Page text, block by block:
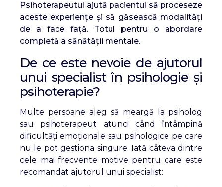
Psihoterapeutul ajută pacientul să proceseze
aceste experiențe și să găsească modalități
de a face față. Totul pentru o abordare
completă a sănătății mentale.
De ce este nevoie de ajutorul
unui specialist în psihologie și
psihoterapie?
Multe persoane aleg să meargă la psiholog
sau psihoterapeut atunci când întâmpină
dificultăți emoționale sau psihologice pe care
nu le pot gestiona singure. Iată câteva dintre
cele mai frecvente motive pentru care este
recomandat ajutorul unui specialist: